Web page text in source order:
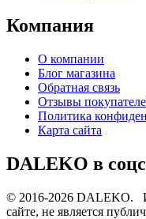
Компания
О компании
Блог магазина
Обратная связь
Отзывы
Политика
Карта сайта
DALEKO в
© 2016-2026 DALEKO.
сайте, не является